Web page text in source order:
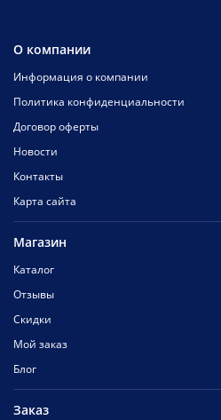
О компании
Информация о компании
Политика конфиденциальности
Договор оферты
Новости
Контакты
Карта сайта
Магазин
Каталог
Отзывы
Скидки
Мой заказ
Блог
Заказ